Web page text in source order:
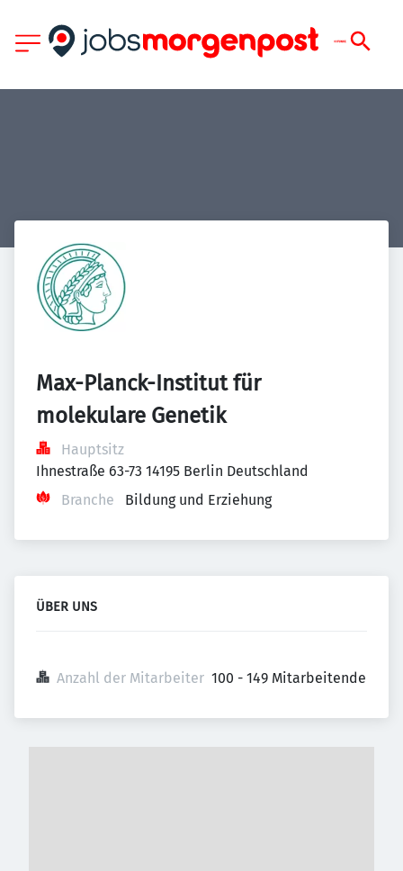
Max-Planck-Institut für
molekulare Genetik
Hauptsitz
Ihnestraße 63-73 14195 Berlin Deutschland
Branche
Bildung und Erziehung
ÜBER UNS
Anzahl der Mitarbeiter 100 - 149 Mitarbeitende